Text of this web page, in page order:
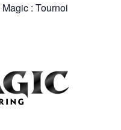
Magic : Tournoi